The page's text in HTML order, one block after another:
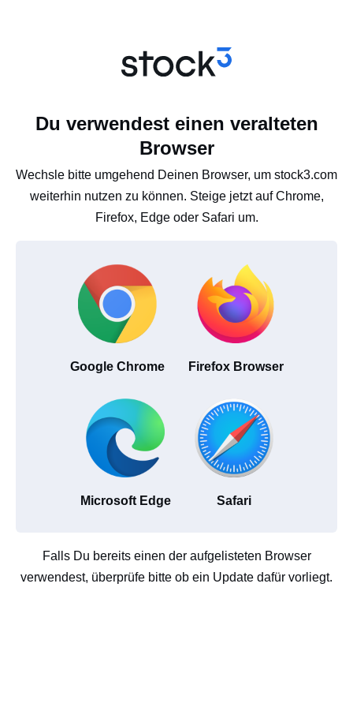
Du verwendest einen veralteten
Browser
Wechsle bitte umgehend Deinen Browser, um stock3.com
weiterhin nutzen zu können. Steige jetzt auf Chrome,
Firefox, Edge oder Safari um.
Google Chrome Firefox Browser
Microsoft Edge Safari
Falls Du bereits einen der aufgelisteten Browser
verwendest, überprüfe bitte ob ein Update dafür vorliegt.